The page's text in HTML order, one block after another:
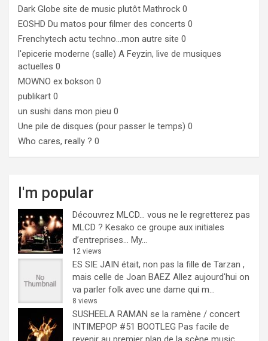
Dark Globe site de music plutôt Mathrock 0
EOSHD Du matos pour filmer des concerts 0
Frenchytech actu techno…mon autre site 0
l'epicerie moderne (salle) A Feyzin, live de musiques
actuelles 0
MOWNO ex bokson 0
publikart 0
un sushi dans mon pieu 0
Une pile de disques (pour passer le temps) 0
Who cares, really ? 0
I'm popular
Découvrez MLCD… vous ne le regretterez pas
MLCD ? Kesako ce groupe aux initiales
d’entreprises… My...
12 views
ES SIE JAIN était, non pas la fille de Tarzan ,
mais celle de Joan BAEZ Allez aujourd'hui on
va parler folk avec une dame qui m...
8 views
SUSHEELA RAMAN se la ramène / concert
INTIMEPOP #51 BOOTLEG Pas facile de